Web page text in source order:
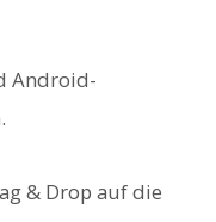
Android-
& Drop auf die